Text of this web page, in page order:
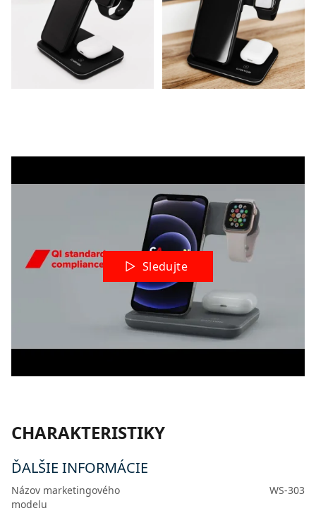
Sledujte
CHARAKTERISTIKY
ĎALŠIE INFORMÁCIE
Názov marketingového
modelu
WS-303